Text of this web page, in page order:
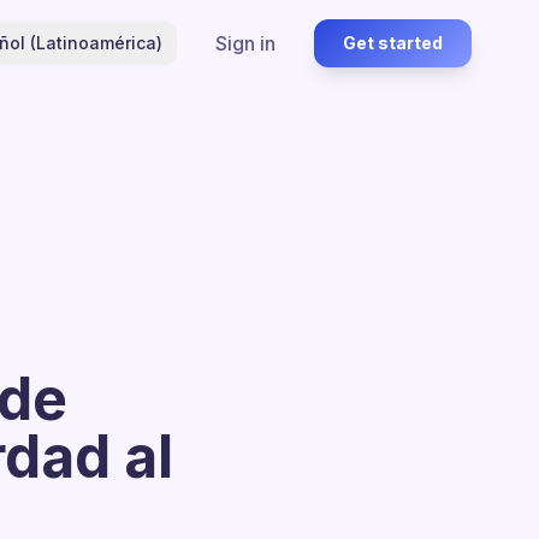
(Latinoamérica) Sign in Get started
al